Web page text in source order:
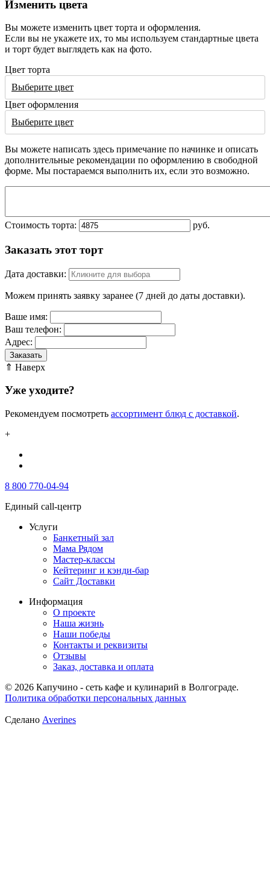
Изменить цвета
Вы можете изменить цвет торта и оформления.
Если вы не укажете их, то мы используем стандартные цвета
и торт будет выглядеть как на фото.
Цвет торта
Выберите цвет
Цвет оформления
Выберите цвет
Вы можете написать здесь примечание по начинке и описать
дополнительные рекомендации по оформлению в свободной
форме. Мы постараемся выполнить их, если это возможно.
Стоимость торта: руб.
Заказать этот торт
Дата доставки:
Можем принять заявку заранее (7 дней до даты доставки).
Ваше имя:
Ваш телефон:
Адрес:
Заказать
⇑ Наверх
Уже уходите?
Рекомендуем посмотреть ассортимент блюд с доставкой.
+
8 800 770-04-94
Единый call-центр
Услуги
Банкетный зал
Мама Рядом
Мастер-классы
Кейтеринг и кэнди-бар
Сайт Доставки
Информация
О проекте
Наша жизнь
Наши победы
Контакты и реквизиты
Отзывы
Заказ, доставка и оплата
© 2026 Капучино - сеть кафе и кулинарий в Волгограде.
Политика обработки персональных данных
Сделано Averines